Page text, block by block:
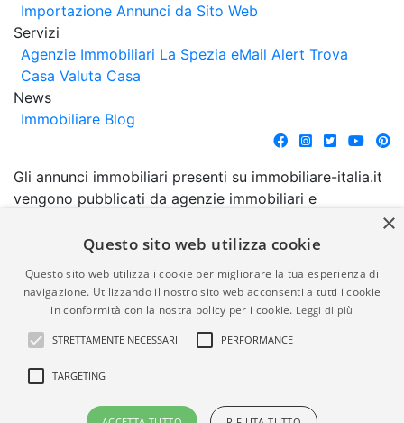
Importazione Annunci da Sito Web
Servizi
Agenzie Immobiliari La Spezia eMail Alert Trova
Casa Valuta Casa
News
Immobiliare Blog
Gli annunci immobiliari presenti su immobiliare-italia.it
vengono pubblicati da agenzie immobiliari e
comporta l'approvazione o l'avallo da parte di
garanzia da parte di quest'ultima. immobiliare-italia.it
quindi non è responsabile della veridicità, della
correttezza, della completezza, della normativa in
materia di privacy e/o di alcun altro aspetto dei
suddetti annunci.
© Copyright 2007 - 2026
Powered by
×
Questo sito web utilizza cookie
Questo sito web utilizza i cookie per migliorare la tua esperienza di
navigazione. Utilizzando il nostro sito web acconsenti a tutti i cookie
in conformità con la nostra policy per i cookie. Leggi di più
STRETTAMENTE NECESSARI PERFORMANCE
TARGETING